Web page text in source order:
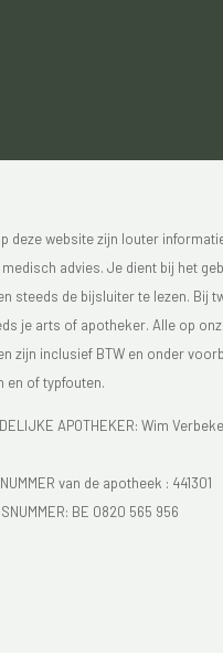
deze website zijn louter
advies. Je dient bij het
steeds de bijsluiter te lezen. Bij
je arts of apotheker. Alle op
zijn inclusief BTW en onder
en of typfouten.
APOTHEKER: Wim
van de apotheek : 441301
BE 0820 565 956